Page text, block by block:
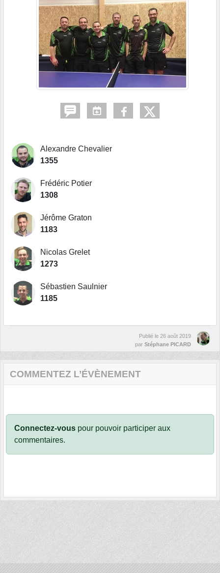
Alexandre Chevalier
1355
Frédéric Potier
1308
Jérôme Graton
1183
Nicolas Grelet
1273
Sébastien Saulnier
1185
Publié le 26 août 2019
par Stéphane PICARD
COMMENTEZ L’ÉVÈNEMENT
Connectez-vous pour pouvoir participer aux
commentaires.